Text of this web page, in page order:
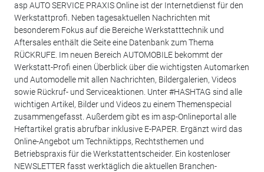
asp AUTO SERVICE PRAXIS Online ist der Internetdienst für den
Werkstattprofi. Neben tagesaktuellen Nachrichten mit
besonderem Fokus auf die Bereiche Werkstatttechnik und
Aftersales enthält die Seite eine Datenbank zum Thema
RÜCKRUFE. Im neuen Bereich AUTOMOBILE bekommt der
Werkstatt-Profi einen Überblick über die wichtigsten Automarken
und Automodelle mit allen Nachrichten, Bildergalerien, Videos
sowie Rückruf- und Serviceaktionen. Unter #HASHTAG sind alle
wichtigen Artikel, Bilder und Videos zu einem Themenspecial
zusammengefasst. Außerdem gibt es im asp-Onlineportal alle
Heftartikel gratis abrufbar inklusive E-PAPER. Ergänzt wird das
Online-Angebot um Techniktipps, Rechtsthemen und
Betriebspraxis für die Werkstattentscheider. Ein kostenloser
NEWSLETTER fasst werktäglich die aktuellen Branchen-